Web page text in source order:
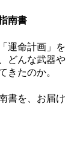
南書
運命計画」を
どんな武器や
きたのか。
書を、お届け